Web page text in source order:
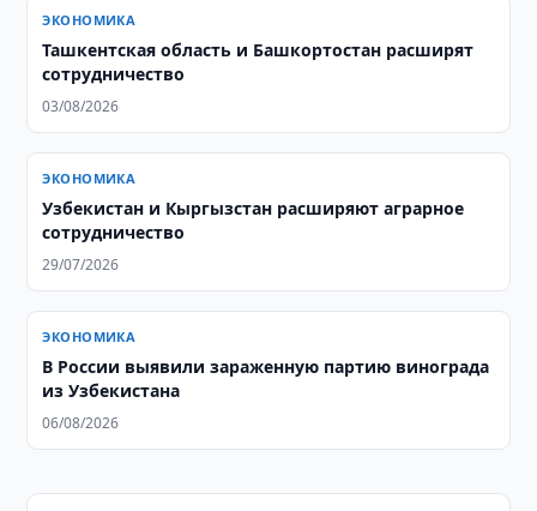
ЭКОНОМИКА
Ташкентская область и Башкортостан расширят
сотрудничество
03/08/2026
ЭКОНОМИКА
Узбекистан и Кыргызстан расширяют аграрное
сотрудничество
29/07/2026
ЭКОНОМИКА
В России выявили зараженную партию винограда
из Узбекистана
06/08/2026